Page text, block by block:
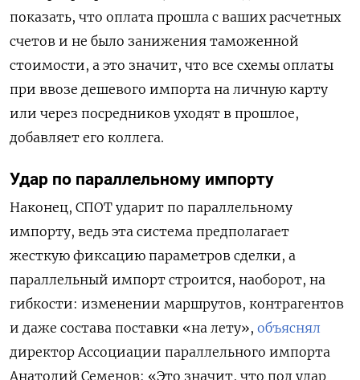
показать, что оплата прошла с ваших расчетных
счетов и не было занижения таможенной
стоимости, а это значит, что все схемы оплаты
при ввозе дешевого импорта на личную карту
или через посредников уходят в прошлое,
добавляет его коллега.
Удар по параллельному импорту
Наконец, СПОТ ударит по параллельному
импорту, ведь эта система предполагает
жесткую фиксацию параметров сделки, а
параллельный импорт строится, наоборот, на
гибкости: изменении маршрутов, контрагентов
и даже состава поставки «на лету», объяснял
директор Ассоциации параллельного импорта
Анатолий Семенов: «Это значит, что под удар